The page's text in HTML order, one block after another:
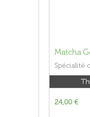
Matcha
Spécialité
24,00 €